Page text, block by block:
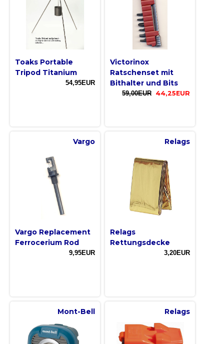
Toaks Portable
Tripod Titanium
54,95EUR
Victorinox
Ratschenset mit
Bithalter und Bits
59,00EUR 44,25EUR
Vargo
Vargo Replacement
Ferrocerium Rod
9,95EUR
Relags
Relags
Rettungsdecke
3,20EUR
Mont-Bell Relags